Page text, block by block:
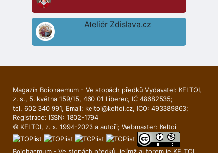
Ateliér Zdislava.cz
Magazín Boiohaemum - Ve stopách předků Vydavatel: KELTOI,
z. s., 5. května 159/15, 460 01 Liberec, IČ 48682535;
tel. 602 340 991, Email: keltoi@keltoi.cz, ICQ: 493389863;
Registrace: ISSN: 1802-1794
© KELTOI, z. s. 1994-2023 a autoři; Webmaster: Keltoi
Boiohaemum - Ve stopách předků, jejímž autorem je KELTOI,